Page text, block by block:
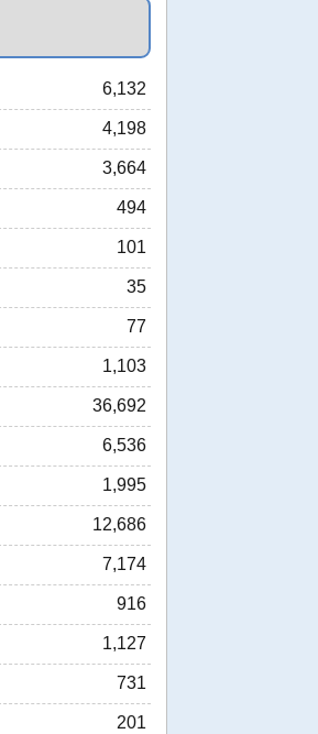
6,132
4,198
3,664
494
101
35
77
1,103
36,692
6,536
1,995
12,686
7,174
916
1,127
731
201